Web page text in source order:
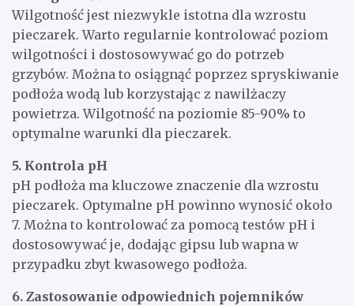
Wilgotność jest niezwykle istotna dla wzrostu
pieczarek. Warto regularnie kontrolować poziom
wilgotności i dostosowywać go do potrzeb
grzybów. Można to osiągnąć poprzez spryskiwanie
podłoża wodą lub korzystając z nawilżaczy
powietrza. Wilgotność na poziomie 85-90% to
optymalne warunki dla pieczarek.
5. Kontrola pH
pH podłoża ma kluczowe znaczenie dla wzrostu
pieczarek. Optymalne pH powinno wynosić około
7. Można to kontrolować za pomocą testów pH i
dostosowywać je, dodając gipsu lub wapna w
przypadku zbyt kwasowego podłoża.
6. Zastosowanie odpowiednich pojemników